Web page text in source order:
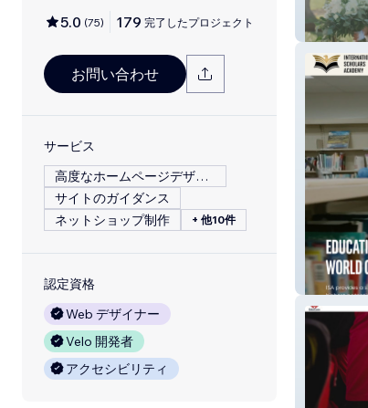
5.0 (75) 179 完了したプロジェクト
お問い合わせ
サービス
高度なホームページデザイン
サイトのガイダンス
ネットショップ制作
+ 他10件
認定資格
Web デザイナー
Velo 開発者
アクセシビリティ
Arazo